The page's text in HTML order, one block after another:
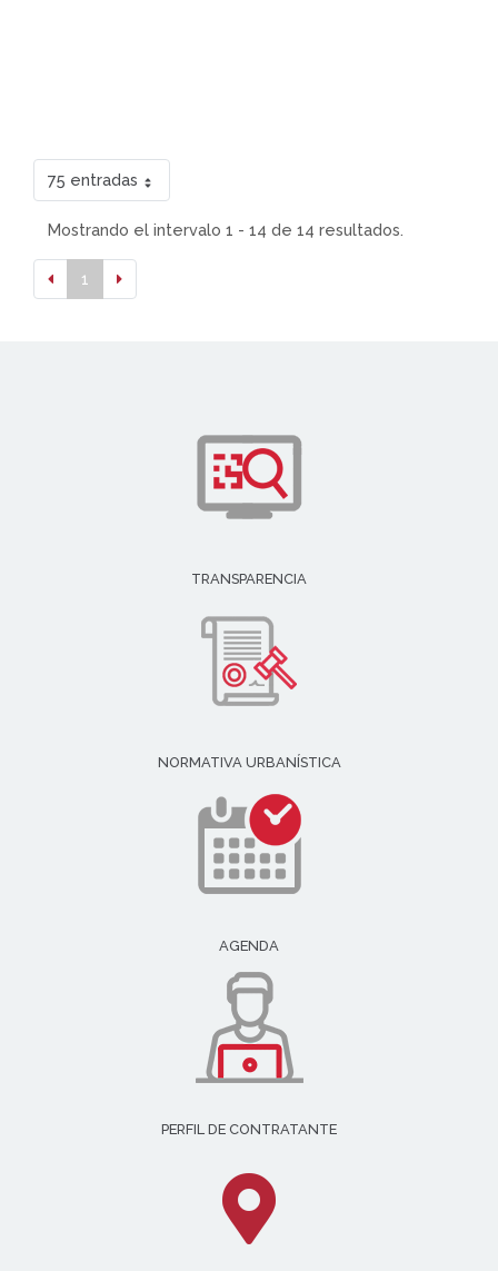
75 entradas
Mostrando el intervalo 1 - 14 de 14 resultados.
1
TRANSPARENCIA
NORMATIVA URBANÍSTICA
AGENDA
PERFIL DE CONTRATANTE